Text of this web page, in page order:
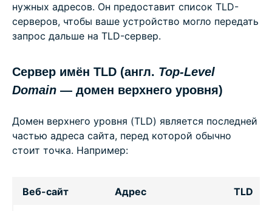
нужных адресов. Он предоставит список TLD-
серверов, чтобы ваше устройство могло передать
запрос дальше на TLD-сервер.
Сервер имён TLD (англ. Top-Level
Domain — домен верхнего уровня)
Домен верхнего уровня (TLD) является последней
частью адреса сайта, перед которой обычно
стоит точка. Например:
Веб-сайт Адрес TLD